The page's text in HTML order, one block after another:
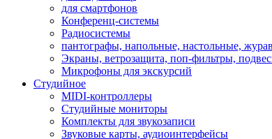
для смартфонов
Конференц-системы
Радиосистемы
пантографы, напольные, настольные,
Экраны, ветрозащита, поп-фильтры,
Микрофоны для экскурсий
Студийное
MIDI-контроллеры
Студийные мониторы
Комплекты для звукозаписи
Звуковые карты, аудиоинтерфейсы